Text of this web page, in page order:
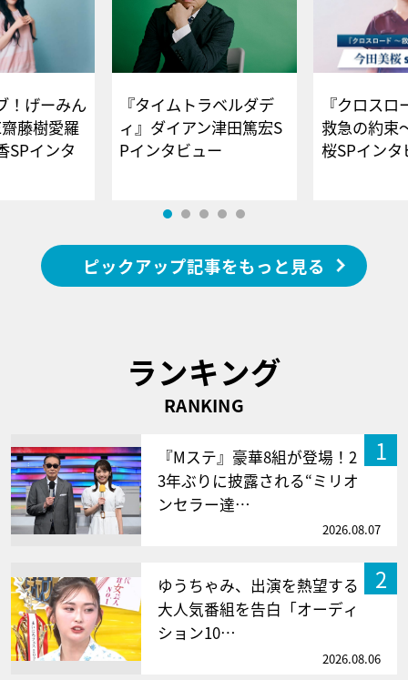
！げーみん
藤樹愛羅
SPインタ
『タイムトラベルダデ
ィ』ダイアン津田篤宏S
Pインタビュー
『クロス
救急の約束
桜SPイ
ピックアップ記事をもっと見る
ランキング
RANKING
1
『Mステ』豪華8組が登場！2
3年ぶりに披露される“ミリオ
ンセラー達…
2026.08.07
2
ゆうちゃみ、出演を熱望する
大人気番組を告白「オーディ
ション10…
2026.08.06